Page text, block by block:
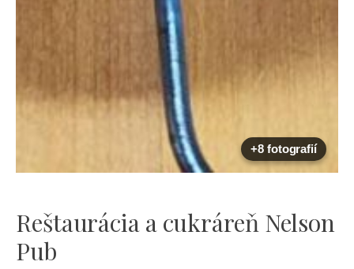
+8 fotografií
Reštaurácia a cukráreň Nelson
Pub